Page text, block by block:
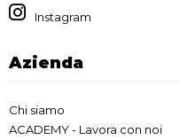
Instagram
Azienda
Chi siamo
ACADEMY - Lavora con noi